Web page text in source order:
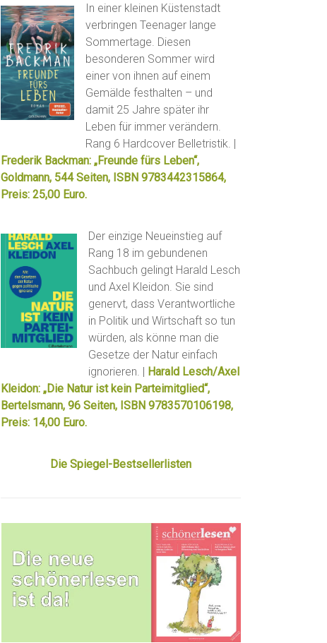
In einer kleinen Küstenstadt
verbringen Teenager lange
Sommertage. Diesen
besonderen Sommer wird
einer von ihnen auf einem
Gemälde festhalten – und
damit 25 Jahre später ihr
Leben für immer verändern.
Rang 6 Hardcover Belletristik. |
Frederik Backman: „Freunde fürs Leben“,
Goldmann, 544 Seiten, ISBN 9783442315864,
Preis: 25,00 Euro.
Der einzige Neueinstieg auf
Rang 18 im gebundenen
Sachbuch gelingt Harald Lesch
und Axel Kleidon. Sie sind
genervt, dass Verantwortliche
in Politik und Wirtschaft so tun
würden, als könne man die
Gesetze der Natur einfach
ignorieren. | Harald Lesch/Axel
Kleidon: „Die Natur ist kein Parteimitglied“,
Bertelsmann, 96 Seiten, ISBN 9783570106198,
Preis: 14,00 Euro.
Die Spiegel-Bestsellerlisten